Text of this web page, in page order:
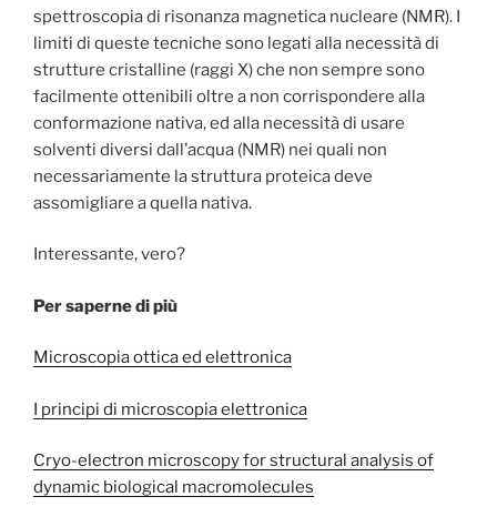
spettroscopia di risonanza magnetica nucleare (NMR). I
limiti di queste tecniche sono legati alla necessità di
strutture cristalline (raggi X) che non sempre sono
facilmente ottenibili oltre a non corrispondere alla
conformazione nativa, ed alla necessità di usare
solventi diversi dall’acqua (NMR) nei quali non
necessariamente la struttura proteica deve
assomigliare a quella nativa.
Interessante, vero?
Per saperne di più
Microscopia ottica ed elettronica
I principi di microscopia elettronica
Cryo-electron microscopy for structural analysis of
dynamic biological macromolecules